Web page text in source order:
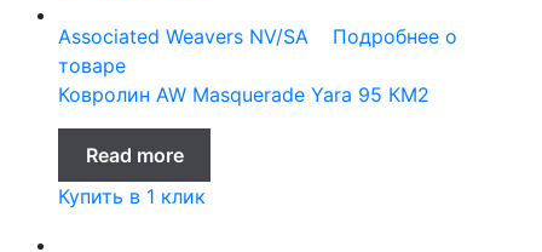
Associated Weavers NV/SA
Подробнее о
товаре
Ковролин AW Masquerade Yara 95 КМ2
Read more
Купить в 1 клик